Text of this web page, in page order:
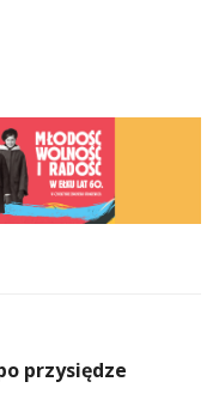
przysiędze